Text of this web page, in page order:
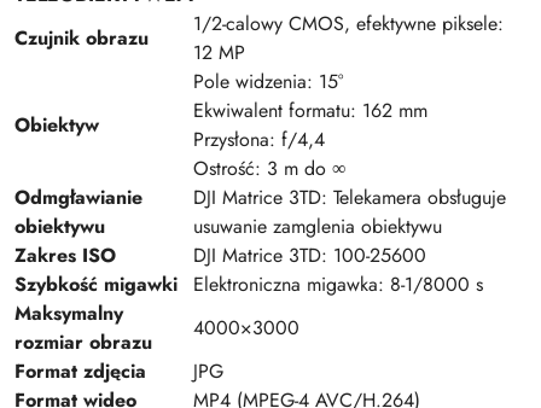
Czujnik obrazu
1/2-calowy CMOS, efektywne piksele:
12 MP
Obiektyw
Pole widzenia: 15°
Ekwiwalent formatu: 162 mm
Przysłona: f/4,4
Ostrość: 3 m do ∞
Odmgławianie
obiektywu
DJI Matrice 3TD: Telekamera obsługuje
usuwanie zamglenia obiektywu
Zakres ISO
DJI Matrice 3TD: 100-25600
Szybkość migawki
Elektroniczna migawka: 8-1/8000 s
Maksymalny
rozmiar obrazu
4000×3000
Format zdjęcia
JPG
Format wideo
MP4 (MPEG-4 AVC/H.264)